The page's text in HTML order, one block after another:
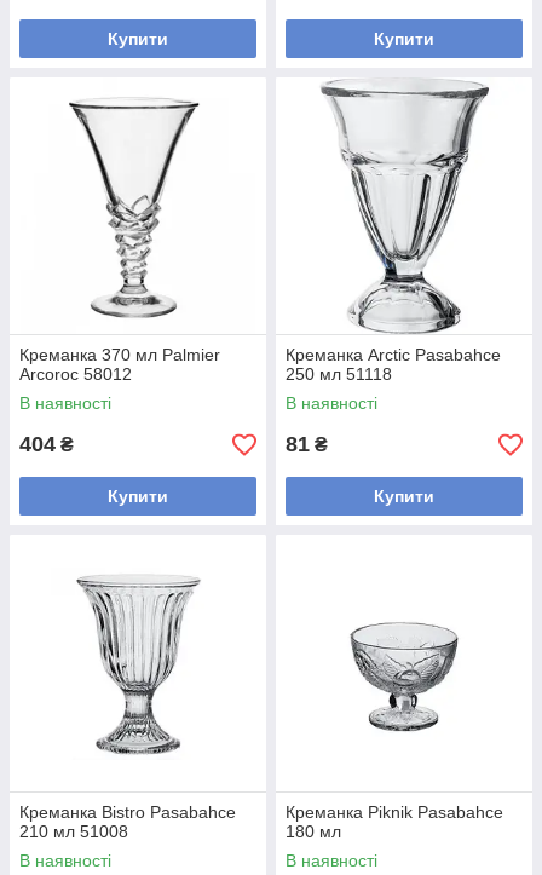
Купити Купити
Креманка 370 мл Palmier
Arcoroc 58012
В наявності
404 ₴
Купити
Креманка Arctic Pasabahce
250 мл 51118
В наявності
81 ₴
Купити
Креманка Bistro Pasabahce
210 мл 51008
В наявності
Креманка Piknik Pasabahce
180 мл
В наявності